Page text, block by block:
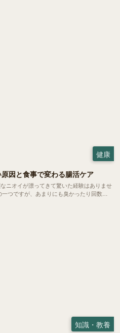
健康
因と食事で変わる腸活ケア
ニオイが漂ってきて驚いた経験はありませ
つですが、あまりにも臭かったり回数が
知識・教養